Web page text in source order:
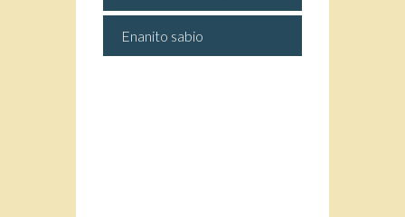
Enanito sabio